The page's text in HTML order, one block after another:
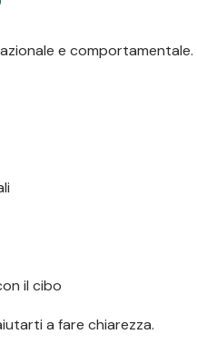
e comportamentale.
il cibo
a fare chiarezza.